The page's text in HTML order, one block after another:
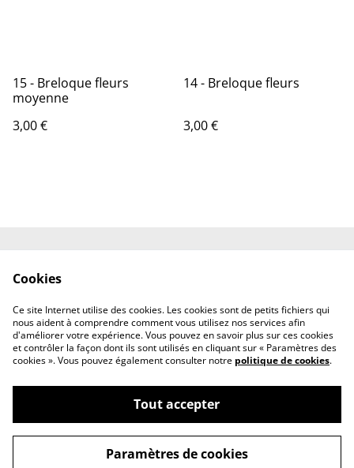
15 - Breloque fleurs
moyenne
3,00 €
14 - Breloque fleurs
3,00 €
confidentialité
Politique de cookies
©2026ateliermalohe
powered by
Cookies
Ce site Internet utilise des cookies. Les cookies sont de petits fichiers qui
nous aident à comprendre comment vous utilisez nos services afin
d'améliorer votre expérience. Vous pouvez en savoir plus sur ces cookies
et contrôler la façon dont ils sont utilisés en cliquant sur « Paramètres des
cookies ». Vous pouvez également consulter notre politique de cookies.
Tout accepter
Paramètres de cookies